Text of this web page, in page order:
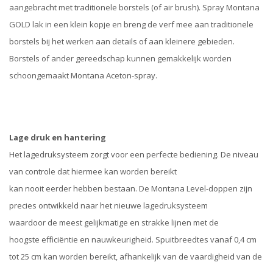
aangebracht met traditionele borstels (of air brush). Spray Montana
GOLD lak in een klein kopje en breng de verf mee aan traditionele
borstels bij het werken aan details of aan kleinere gebieden.
Borstels of ander gereedschap kunnen gemakkelijk worden
schoongemaakt Montana Aceton-spray.
Lage druk en hantering
Het lagedruksysteem zorgt voor een perfecte bediening. De niveau
van controle dat hiermee kan worden bereikt
kan nooit eerder hebben bestaan. De Montana Level-doppen zijn
precies ontwikkeld naar het nieuwe lagedruksysteem
waardoor de meest gelijkmatige en strakke lijnen met de
hoogste efficiëntie en nauwkeurigheid. Spuitbreedtes vanaf 0,4 cm
tot 25 cm kan worden bereikt, afhankelijk van de vaardigheid van de